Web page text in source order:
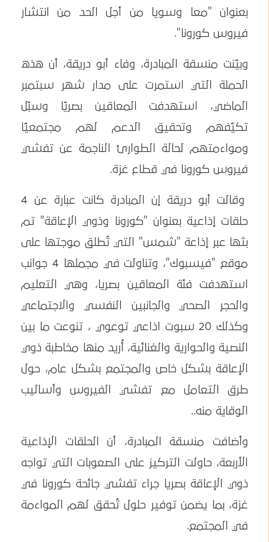
بعنوان "معا وسويا من أجل الحد من انتشار
فيروس كورونا".
وبيّنت منسقة المبادرة، وفاء أبو دريقة، أن هذه
الحملة التي استمرت على مدار شهر سبتمبر
الماضي، استهدفت المعاقين بصريًا وسبُل
تكيّفهم وتحقيق الدعم لهم مجتمعيًا
ومواءمتهم لحالة الطوارئ الناجمة عن تفشي
فيروس كورونا في قطاع غزة.
وقالت أبو دريقة إن المبادرة كانت عبارة عن 4
حلقات إذاعية بعنوان "كورونا وذوي الإعاقة" تم
بثها عبر إذاعة "شمس" التي تُطلق موجتها على
موقع "فيسبوك"، وتناولت في مجملها 4 جوانب
استهدفت فئة المعاقين بصريا، وهي التعليم
والحجر الصحي والجانبين النفسي والاجتماعي
وكذلك 20 سبوت اذاعي توعوي ، تنوعت ما بين
النصية والحوارية والغنائية، أُريد منها مخاطبة ذوي
الإعاقة بشكل خاص والمجتمع بشكل عام، حول
طرق التعامل مع تفشي الفيروس وأساليب
الوقاية منه..
وأضافت منسقة المبادرة، أن الحلقات الإذاعية
الأربعة، حاولت التركيز على الصعوبات التي تواجه
ذوي الإعاقة بصريا جراء تفشي جائحة كورونا في
غزة، بما يضمن توفير حلول تُحقق لهم المواءمة
في المجتمع.